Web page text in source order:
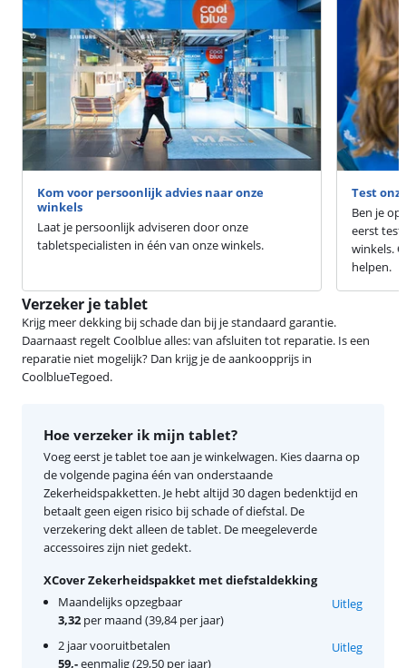
Kom voor persoonlijk advies naar onze
winkels
Laat je persoonlijk adviseren door onze
tabletspecialisten in één van onze winkels.
Test
Ben je op
eerst
winkels.
helpen.
Verzeker je tablet
Krijg meer dekking bij schade dan bij je standaard garantie.
Daarnaast regelt Coolblue alles: van afsluiten tot reparatie. Is een
reparatie niet mogelijk? Dan krijg je de aankoopprijs in
CoolblueTegoed.
Hoe verzeker ik mijn tablet?
Voeg eerst je tablet toe aan je winkelwagen. Kies daarna op
de volgende pagina één van onderstaande
Zekerheidspakketten. Je hebt altijd 30 dagen bedenktijd en
betaalt geen eigen risico bij schade of diefstal. De
verzekering dekt alleen de tablet. De meegeleverde
accessoires zijn niet gedekt.
XCover Zekerheidspakket met diefstaldekking
Maandelijks opzegbaar
3,32 per maand (39,84 per jaar)
Uitleg
2 jaar vooruitbetalen
59,-eenmalig (29,50 per jaar)
Uitleg